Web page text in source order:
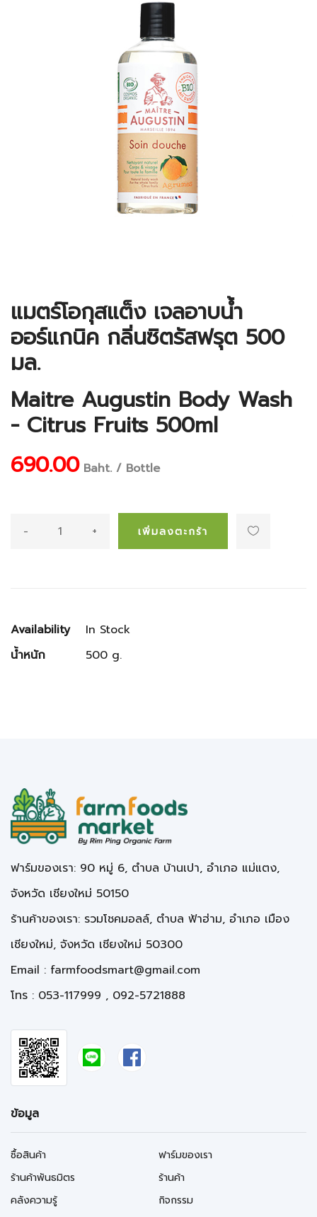
แมตร์โอกุสแต็ง เจลอาบน้ำ
ออร์แกนิค กลิ่นซิตรัสฟรุต 500
มล.
Maitre Augustin Body Wash
- Citrus Fruits 500ml
690.00Baht. / Bottle
- + เพิ่มลงตะกร้า
Availability
In Stock
น้ำหนัก
500 g.
ฟาร์มของเรา: 90 หมู่ 6, ตำบล บ้านเปา, อำเภอ แม่แตง,
จังหวัด เชียงใหม่ 50150
ร้านค้าของเรา: รวมโชคมอลล์, ตำบล ฟ้าฮ่าม, อำเภอ เมือง
เชียงใหม่, จังหวัด เชียงใหม่ 50300
Email : farmfoodsmart@gmail.com
โทร : 053-117999 , 092-5721888
ข้อมูล
ซื้อสินค้า
ร้านค้าพันธมิตร
คลังความรู้
ฟาร์มของเรา
ร้านค้า
กิจกรรม